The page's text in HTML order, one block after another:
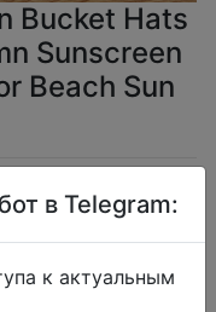
Bucket Hats
Sunscreen
Beach Sun
в Telegram:
к актуальным